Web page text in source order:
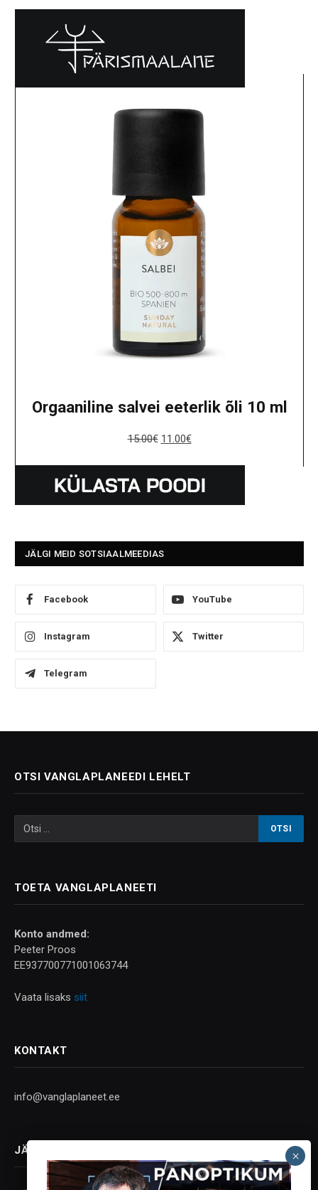
Orgaaniline salvei eeterlik õli 10 ml
15.00€ 11.00€
JÄLGI MEID SOTSIAALMEEDIAS
Facebook YouTube
Instagram Twitter
Telegram
OTSI VANGLAPLANEEDI LEHELT
TOETA VANGLAPLANEETI
Konto andmed:
Peeter Proos
EE937700771001063744
Vaata lisaks siit
KONTAKT
info@vanglaplaneet.ee
JÄLGI SOTSIAALMEEDIAS